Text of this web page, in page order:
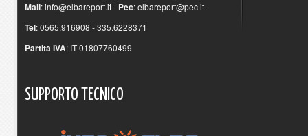
Mail:info@elbareport.it- Pec:elbareport@pec.it
Tel: 0565.916908 - 335.6228371
Partita IVA: IT 01807760499
SUPPORTO TECNICO